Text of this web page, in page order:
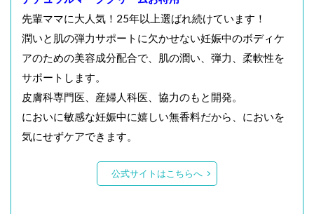
先輩ママに大人気！25年以上選ばれ続けています！
潤いと肌の弾力サポートに欠かせない妊娠中のボディケ
アのための美容成分配合で、肌の潤い、弾力、柔軟性を
サポートします。
皮膚科専門医、産婦人科医、協力のもと開発。
においに敏感な妊娠中に嬉しい無香料だから、においを
気にせずケアできます。
公式サイトはこちらへ